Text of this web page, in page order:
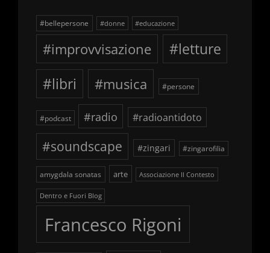
#bellepersone #donne #educazione
#improvvisazione
#letture
#libri
#musica #persone
#podcast #radio #radioantidoto
#soundscape #zingari #zingarofilia
amygdala sonatas arte Associazione Il Contesto
Dentro e Fuori Blog
Francesco Rigoni